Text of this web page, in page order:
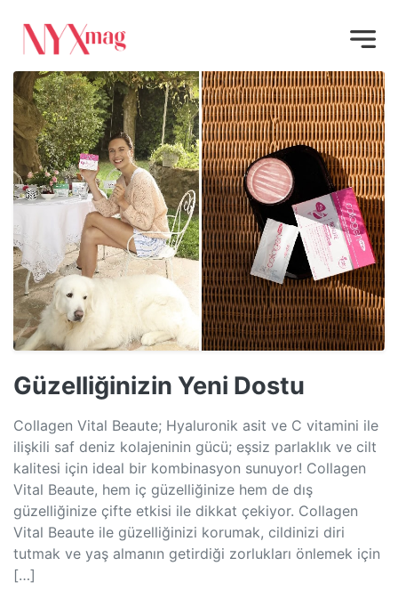
Güzelliğinizin Yeni Dostu
Collagen Vital Beaute; Hyaluronik asit ve C vitamini ile
ilişkili saf deniz kolajeninin gücü; eşsiz parlaklık ve cilt
kalitesi için ideal bir kombinasyon sunuyor! Collagen
Vital Beaute, hem iç güzelliğinize hem de dış
güzelliğinize çifte etkisi ile dikkat çekiyor. Collagen
Vital Beaute ile güzelliğinizi korumak, cildinizi diri
tutmak ve yaş almanın getirdiği zorlukları önlemek için
[…]